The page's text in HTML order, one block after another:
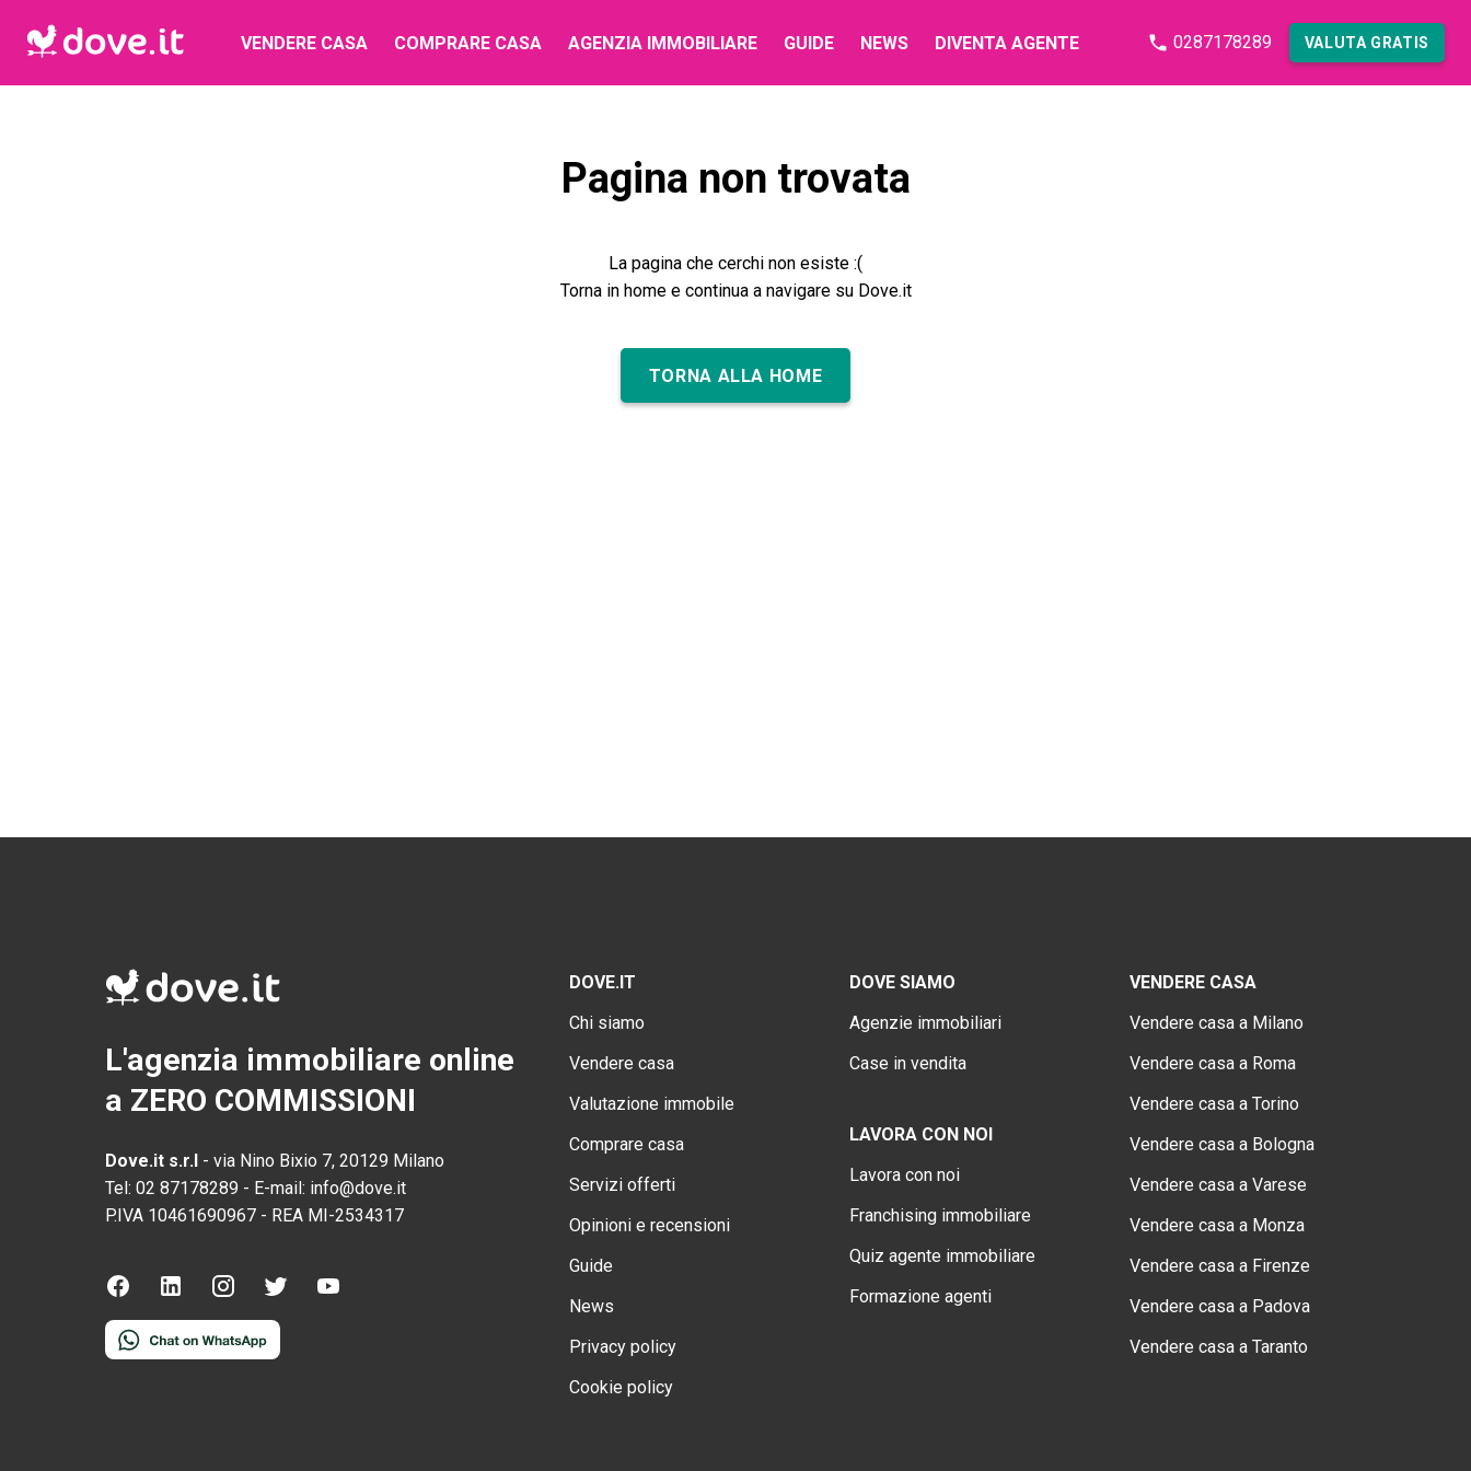
VENDERE CASA COMPRARE CASA AGENZIA IMMOBILIARE GUIDE NEWS DIVENTA AGENTE 0287178289 VALUTA GRATIS
Pagina non trovata
La pagina che cerchi non esiste :(
Torna in home e continua a navigare su Dove.it
TORNA ALLA HOME
L'agenzia immobiliare online
a ZERO COMMISSIONI
Dove.it s.r.l - via Nino Bixio 7, 20129 Milano
Tel: 02 87178289 - E-mail: info@dove.it
P.IVA 10461690967 - REA MI-2534317
DOVE.IT
Chi siamo
Vendere casa
Valutazione immobile
Comprare casa
Servizi offerti
Opinioni e recensioni
Guide
News
Privacy policy
Cookie policy
DOVE SIAMO
Agenzie immobiliari
Case in vendita
LAVORA CON NOI
Lavora con noi
Franchising immobiliare
Quiz agente immobiliare
Formazione agenti
VENDERE CASA
Vendere casa a Milano
Vendere casa a Roma
Vendere casa a Torino
Vendere casa a Bologna
Vendere casa a Varese
Vendere casa a Monza
Vendere casa a Firenze
Vendere casa a Padova
Vendere casa a Taranto